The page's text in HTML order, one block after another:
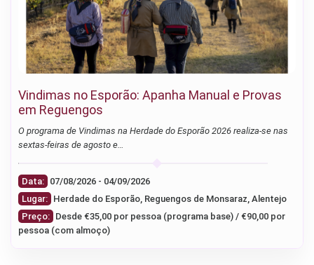
Vindimas no Esporão: Apanha Manual e Provas
em Reguengos
O programa de Vindimas na Herdade do Esporão 2026 realiza-se nas
sextas-feiras de agosto e…
Data:
07/08/2026 - 04/09/2026
Lugar: Herdade do Esporão, Reguengos de Monsaraz, Alentejo
Preço: Desde €35,00 por pessoa (programa base) / €90,00 por
pessoa (com almoço)